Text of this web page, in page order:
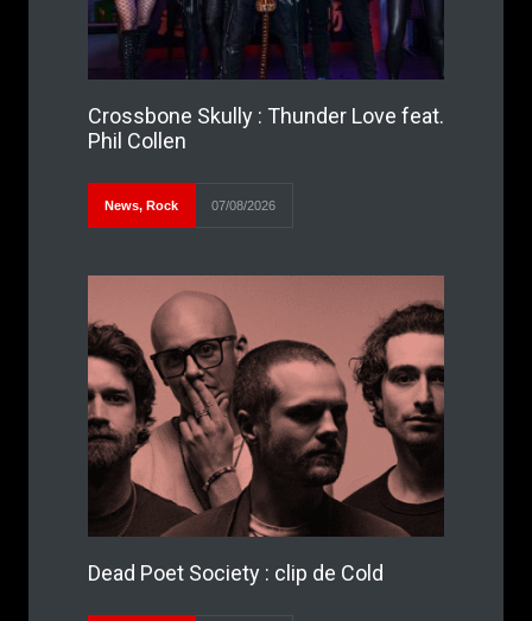
Crossbone Skully : Thunder Love feat.
Phil Collen
News, Rock 07/08/2026
Dead Poet Society : clip de Cold